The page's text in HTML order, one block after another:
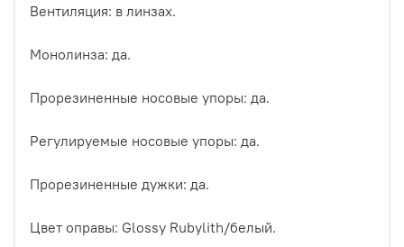
Вентиляция: в линзах.
Монолинза: да.
Прорезиненные носовые упоры: да.
Регулируемые носовые упоры: да.
Прорезиненные дужки: да.
Цвет оправы: Glossy Rubylith/белый.